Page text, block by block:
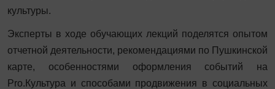
культуры.
Эксперты в ходе обучающих лекций поделятся опытом
отчетной деятельности, рекомендациями по Пушкинской
карте, особенностями оформления событий на
Pro.Культура и способами продвижения в социальных